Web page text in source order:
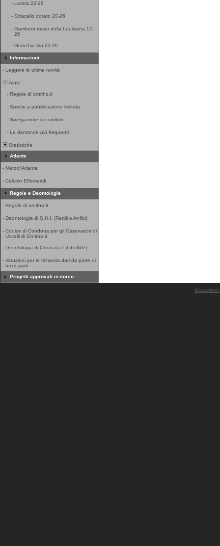
- Lontra 22-26
- Sciacallo dorato 20-26
- Gambero rosso della Louisiana 17-
25
- Granchio blu 23-26
Informazioni
- Leggere le ultime novità
Aiuto
- Regole di ornitho.it
- Specie a pubblicazione limitata
- Spiegazione dei simboli
- Le domande più frequenti
Statistiche
Atlante
- Metodi Atlante
- Calcolo Effemeridi
Regole e Deontologie
- Regole di ornitho.it
- Deontologia di S.H.I. (Rettili e Anfibi)
- Codice di Condotta per gli Osservatori di
Uccelli di Ornitho.it
- Deontologia di Odonata.it (Libellule)
- Istruzioni per la richiesta dati da parte di
terze parti
Progetti approvati in corso
Biolovision